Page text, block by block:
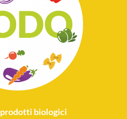
prodotti biologici